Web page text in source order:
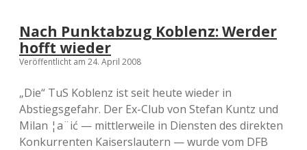
Nach Punktabzug Koblenz: Werder
hofft wieder
Veröffentlicht am 24. April 2008
„Die“ TuS Koblenz ist seit heute wieder in
Abstiegsgefahr. Der Ex-Club von Stefan Kuntz und
Milan ¦a¨ić — mittlerweile in Diensten des direkten
Konkurrenten Kaiserslautern — wurde vom DFB